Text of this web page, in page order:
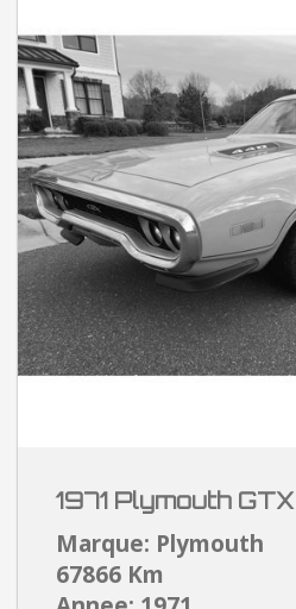
1971 Plymouth GTX
Marque: Plymouth
67866 Km